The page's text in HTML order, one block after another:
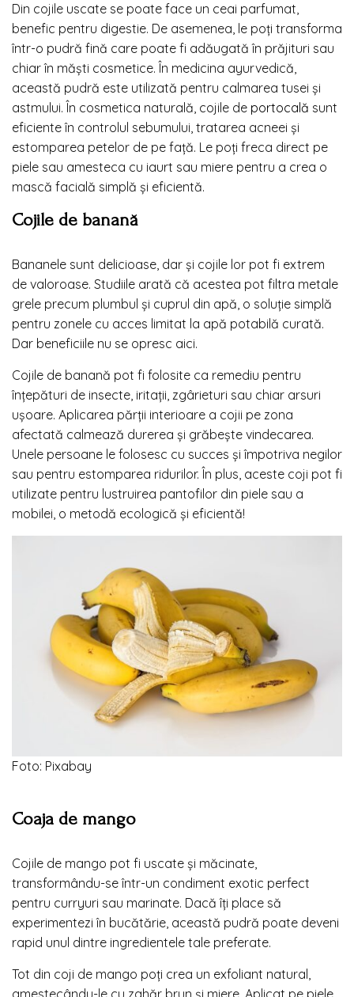
Din cojile uscate se poate face un ceai parfumat,
benefic pentru digestie. De asemenea, le poți transforma
într-o pudră fină care poate fi adăugată în prăjituri sau
chiar în măști cosmetice. În medicina ayurvedică,
această pudră este utilizată pentru calmarea tusei și
astmului. În cosmetica naturală, cojile de portocală sunt
eficiente în controlul sebumului, tratarea acneei și
estomparea petelor de pe față. Le poți freca direct pe
piele sau amesteca cu iaurt sau miere pentru a crea o
mască facială simplă și eficientă.
Cojile de banană
Bananele sunt delicioase, dar și cojile lor pot fi extrem
de valoroase. Studiile arată că acestea pot filtra metale
grele precum plumbul și cuprul din apă, o soluție simplă
pentru zonele cu acces limitat la apă potabilă curată.
Dar beneficiile nu se opresc aici.
Cojile de banană pot fi folosite ca remediu pentru
înțepături de insecte, iritații, zgârieturi sau chiar arsuri
ușoare. Aplicarea părții interioare a cojii pe zona
afectată calmează durerea și grăbește vindecarea.
Unele persoane le folosesc cu succes și împotriva negilor
sau pentru estomparea ridurilor. În plus, aceste coji pot fi
utilizate pentru lustruirea pantofilor din piele sau a
mobilei, o metodă ecologică și eficientă!
Foto: Pixabay
Coaja de mango
Cojile de mango pot fi uscate și măcinate,
transformându-se într-un condiment exotic perfect
pentru curryuri sau marinate. Dacă îți place să
experimentezi în bucătărie, această pudră poate deveni
rapid unul dintre ingredientele tale preferate.
Tot din coji de mango poți crea un exfoliant natural,
amestecându-le cu zahăr brun și miere. Aplicat pe piele,